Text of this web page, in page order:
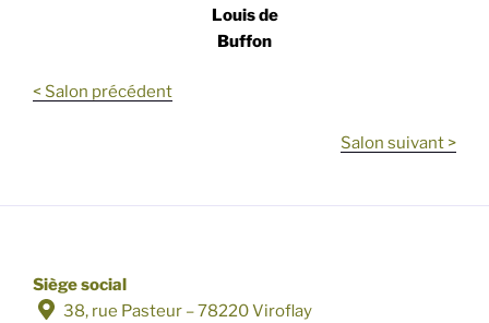
Louis de
Buffon
< Salon précédent
Salon suivant >
Siège social
38, rue Pasteur – 78220 Viroflay